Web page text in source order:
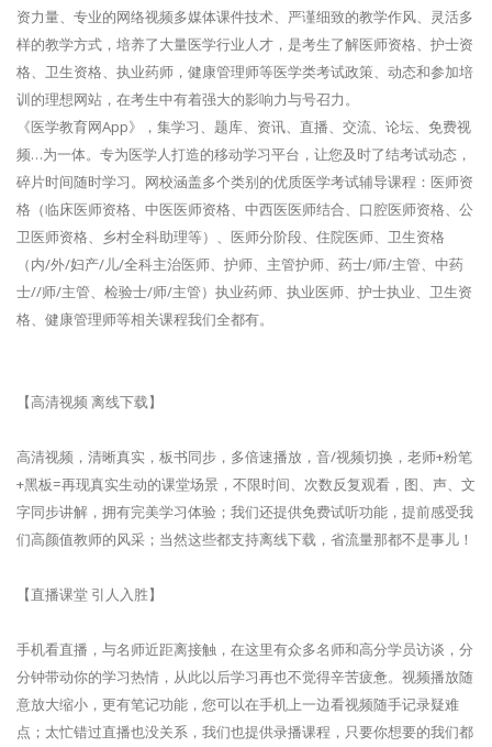
资力量、专业的网络视频多媒体课件技术、严谨细致的教学作风、灵活多
样的教学方式，培养了大量医学行业人才，是考生了解医师资格、护士资
格、卫生资格、执业药师，健康管理师等医学类考试政策、动态和参加培
训的理想网站，在考生中有着强大的影响力与号召力。
《医学教育网App》，集学习、题库、资讯、直播、交流、论坛、免费视
频…为一体。专为医学人打造的移动学习平台，让您及时了结考试动态，
碎片时间随时学习。网校涵盖多个类别的优质医学考试辅导课程：医师资
格（临床医师资格、中医医师资格、中西医医师结合、口腔医师资格、公
卫医师资格、乡村全科助理等）、医师分阶段、住院医师、卫生资格
（内/外/妇产/儿/全科主治医师、护师、主管护师、药士/师/主管、中药
士//师/主管、检验士/师/主管）执业药师、执业医师、护士执业、卫生资
格、健康管理师等相关课程我们全都有。
【高清视频 离线下载】
高清视频，清晰真实，板书同步，多倍速播放，音/视频切换，老师+粉笔
+黑板=再现真实生动的课堂场景，不限时间、次数反复观看，图、声、文
字同步讲解，拥有完美学习体验；我们还提供免费试听功能，提前感受我
们高颜值教师的风采；当然这些都支持离线下载，省流量那都不是事儿！
【直播课堂 引人入胜】
手机看直播，与名师近距离接触，在这里有众多名师和高分学员访谈，分
分钟带动你的学习热情，从此以后学习再也不觉得辛苦疲惫。视频播放随
意放大缩小，更有笔记功能，您可以在手机上一边看视频随手记录疑难
点；太忙错过直播也没关系，我们也提供录播课程，只要你想要的我们都